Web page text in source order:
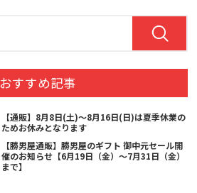
おすすめ記事
【通販】8月8日(土)～8月16日(日)は夏季休業の
ためお休みとなります
【勝男屋通販】勝男屋のギフト 御中元セール開
催のお知らせ【6月19日（金）～7月31日（金）
まで】